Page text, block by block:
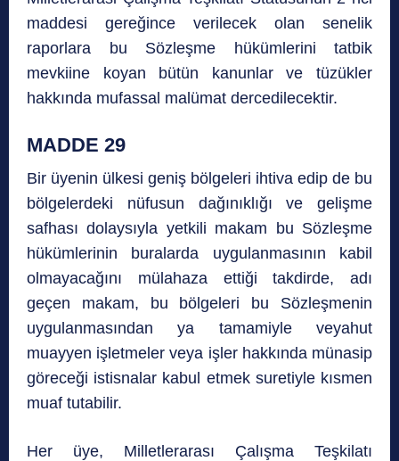
maddesi gereğince verilecek olan senelik
raporlara bu Sözleşme hükümlerini tatbik
mevkiine koyan bütün kanunlar ve tüzükler
hakkında mufassal malümat dercedilecektir.
MADDE 29
Bir üyenin ülkesi geniş bölgeleri ihtiva edip de bu
bölgelerdeki nüfusun dağınıklığı ve gelişme
safhası dolaysıyla yetkili makam bu Sözleşme
hükümlerinin buralarda uygulanmasının kabil
olmayacağını mülahaza ettiği takdirde, adı
geçen makam, bu bölgeleri bu Sözleşmenin
uygulanmasından ya tamamiyle veyahut
muayyen işletmeler veya işler hakkında münasip
göreceği istisnalar kabul etmek suretiyle kısmen
muaf tutabilir.
Her üye, Milletlerarası Çalışma Teşkilatı